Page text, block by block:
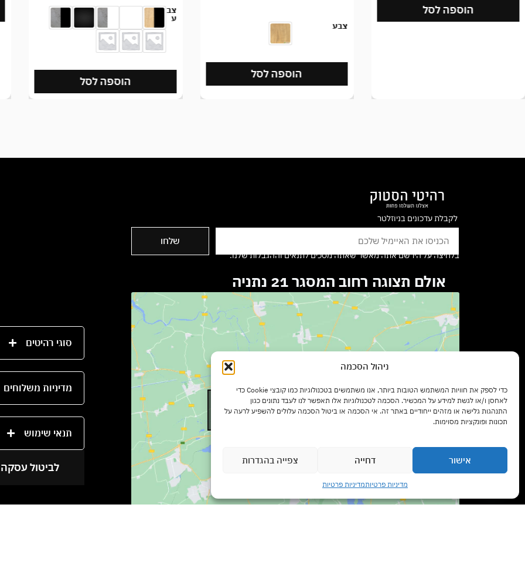
ניהול הסכמה
כדי לספק את חוויות המשתמש הטובות ביותר, אנו משתמשים בטכנולוגיות כמו קובצי Cookie כדי
לאחסן ו/או לגשת למידע על המכשיר. הסכמה לטכנולוגיות אלו תאפשר לנו לעבד נתונים כגון
התנהגות גלישה או מזהים ייחודיים באתר זה. אי הסכמה או ביטול הסכמה עלולים להשפיע לרעה על
תכונות ופונקציות מסוימות.
אישור דחייה צפייה בהגדרות
מדיניות פרטיותמדיניות פרטיות
צבע
הוספה לסל
הוספה לסל
לקבלת עדכונים בניוזלטר
שלחו
בלחיצה על הירשם אתה מאשר שאתה מסכים לתנאים וההגבלות שלנו.
אולם תצוגה רחוב המסגר 21 נתניה
Click to accept marketing cookies and
enable this content
סוגי רהיטים
מדיניות משלוחים
תנאי שימוש
לביטול צרו קשר עם נציג